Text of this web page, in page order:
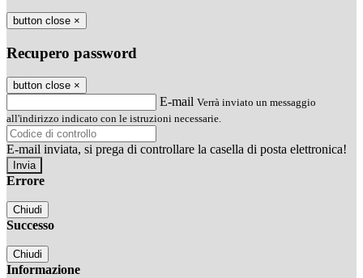
button close ×
Recupero password
button close ×
E-mail Verrà inviato un messaggio
all'indirizzo indicato con le istruzioni necessarie.
E-mail inviata, si prega di controllare la casella di posta elettronica!
Errore
Chiudi
Successo
Chiudi
Informazione